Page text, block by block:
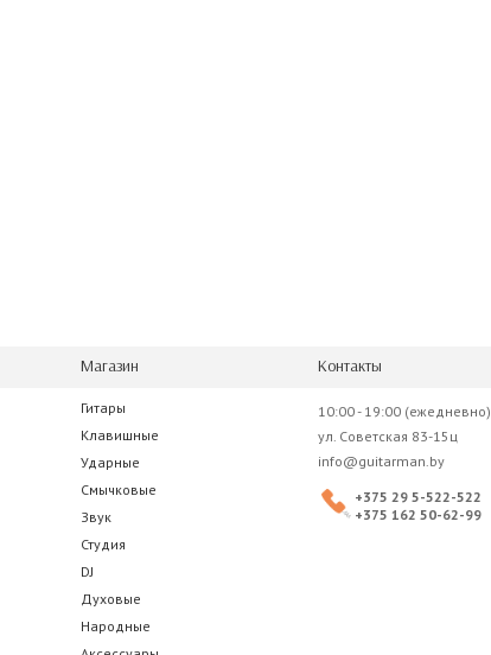
Магазин
Гитары
Клавишные
Ударные
Смычковые
Звук
Студия
DJ
Духовые
Народные
Контакты
10:00 - 19:00 (ежедневно)
ул. Советская 83-15ц
info@guitarman.by
+375 29 5-522-522
+375 162 50-62-99